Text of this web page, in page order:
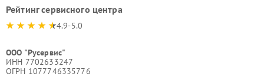
Рейтинг сервисного центра
4.9-5.0
ООО "Русервис"
ИНН 7702633247
ОГРН 1077746335776